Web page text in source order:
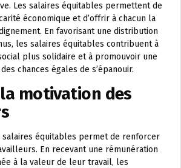
Les salaires équitables permettent de
économique et d’offrir à chacun la
En favorisant une distribution
les salaires équitables contribuent à
plus solidaire et à promouvoir une
chances égales de s’épanouir.
motivation des
salaires équitables permet de renforcer
En recevant une rémunération
à la valeur de leur travail, les